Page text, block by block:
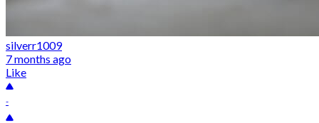
silverr1009
7 months ago
Like
-